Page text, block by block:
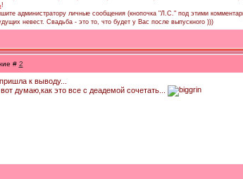
!
администратору личные сообщения (кнопочка "Л.С." под этими
невест. Свадьба - это то, что будет у Вас после выпускного )))
# 2
к выводу...
думаю,как это все с деадемой сочетать...